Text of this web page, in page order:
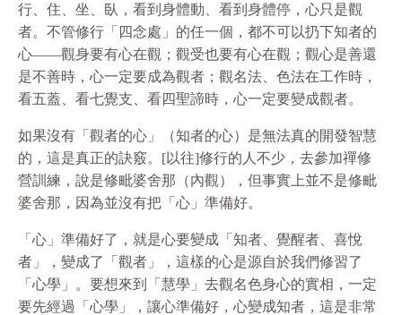
行、住、坐、臥，看到身體動、看到身體停，心只是觀
者。不管修行「四念處」的任一個，都不可以扔下知者的
心——觀身要有心在觀；觀受也要有心在觀；觀心是善還
是不善時，心一定要成為觀者；觀名法、色法在工作時，
看五蓋、看七覺支、看四聖諦時，心一定要變成觀者。
如果沒有「觀者的心」（知者的心）是無法真的開發智慧
的，這是真正的訣竅。[以往]修行的人不少，去參加禪修
營訓練，說是修毗婆舍那（內觀），但事實上並不是修毗
婆舍那，因為並沒有把「心」準備好。
「心」準備好了，就是心要變成「知者、覺醒者、喜悅
者」，變成了「觀者」，這樣的心是源自於我們修習了
「心學」。要想來到「慧學」去觀名色身心的實相，一定
要先經過「心學」，讓心準備好，心變成知者，這是非常